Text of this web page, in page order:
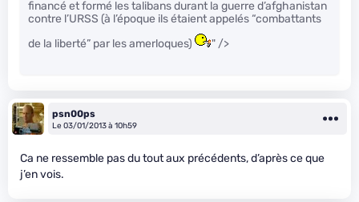
financé et formé les talibans durant la guerre d’afghanistan
contre l’URSS (à l’époque ils étaient appelés “combattants
de la liberté” par les amerloques)
" />
psn00ps
Le 03/01/2013 à 10h59
Ca ne ressemble pas du tout aux précédents, d’après ce que
j’en vois.